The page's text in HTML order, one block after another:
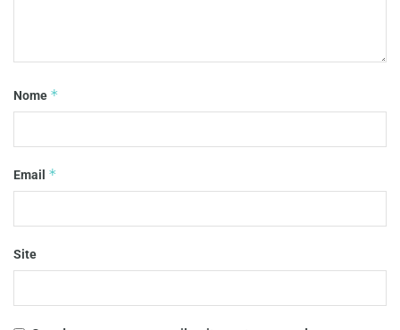
Nome *
Email *
Site